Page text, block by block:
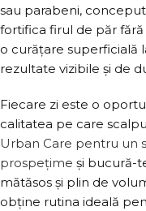
sau parabeni,
fortifica firul de păr
o curățare superficială
rezultate vizibile și de
Fiecare zi este o
calitatea pe care
Urban Care pentru un
prospețime și bucură-
mătăsos și plin de
obține rutina ideală